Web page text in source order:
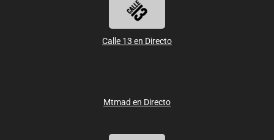
Calle 13 en Directo
Mtmad en Directo